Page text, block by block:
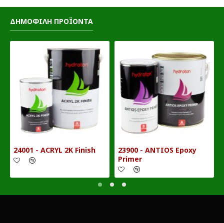
ΔΗΜΟΦΙΛΗ ΠΡΟΪΟΝΤΑ
24001 - ACRYL 2K Finish
23900 - ANTIOS Epoxy
Primer